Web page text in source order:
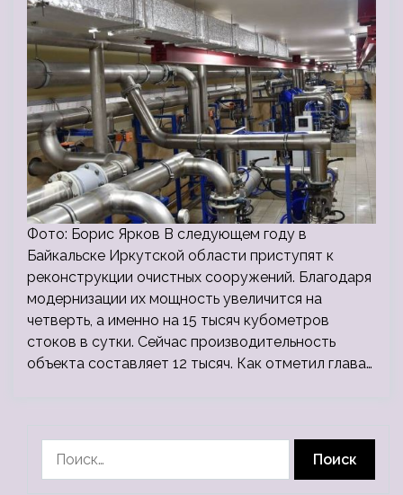
Фото: Борис Ярков В следующем году в
Байкальске Иркутской области приступят к
реконструкции очистных сооружений. Благодаря
модернизации их мощность увеличится на
четверть, а именно на 15 тысяч кубометров
стоков в сутки. Сейчас производительность
объекта составляет 12 тысяч. Как отметил глава…